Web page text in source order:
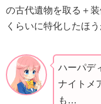
の古代遺物を取る＋
くらいに特化したほう
ハーパデ
ナイトメ
も…